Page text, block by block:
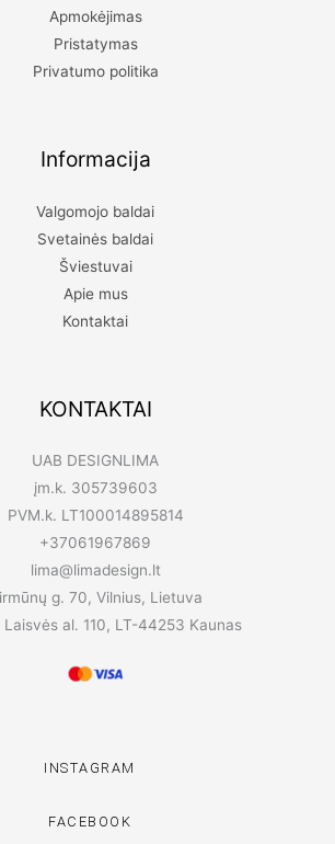
Apmokėjimas
Pristatymas
Privatumo politika
Informacija
Valgomojo baldai
Svetainės baldai
Šviestuvai
Apie mus
Kontaktai
KONTAKTAI
UAB DESIGNLIMA
įm.k. 305739603
PVM.k. LT100014895814
+37061967869
lima@limadesign.lt
g. 70, Vilnius, Lietuva
Laisvės al. 110, LT-44253 Kaunas
INSTAGRAM
FACEBOOK